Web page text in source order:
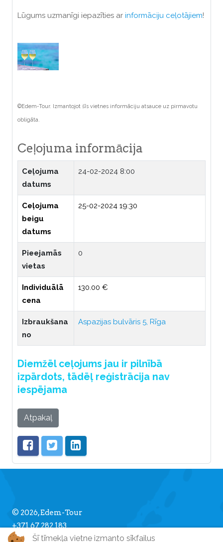
Lūgums uzmanīgi iepazīties ar informāciju ceļotājiem!
©Edem-Tour. Izmantojot šīs vietnes informāciju atsauce uz pirmavotu
obligāta.
Ceļojuma informācija
Ceļojuma
datums
24-02-2024 8:00
Ceļojuma
beigu
datums
25-02-2024 19:30
Pieejamās
vietas
0
Individuālā
cena
130.00 €
Izbraukšana
no
Aspazijas bulvāris 5, Rīga
Diemžēl ceļojums jau ir pilnībā
izpārdots, tādēļ reģistrācija nav
iespējama
Atpakaļ
© 2026, Edem-Tour
+371 67 282 183
info [] edemtour.lv
Šī tīmekļa vietne izmanto sīkfailus